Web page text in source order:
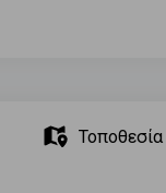
Τοποθεσία